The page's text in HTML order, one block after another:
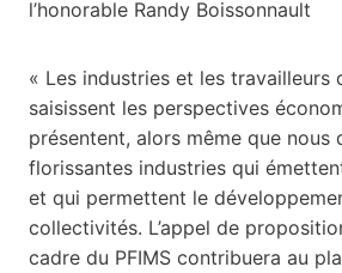
l’honorable Randy Boissonnault
« Les industries et les travailleurs
saisissent les perspectives
présentent, alors même que nous
florissantes industries qui
et qui permettent le
collectivités. L’appel de
cadre du PFIMS contribuera au